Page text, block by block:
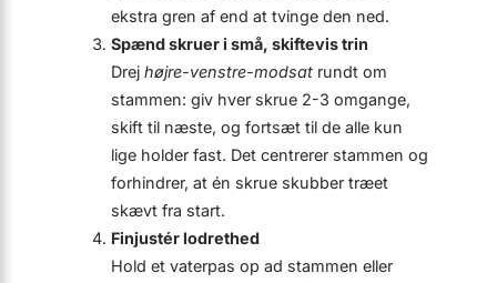
ekstra gren af end at tvinge den ned.
Spænd skruer i små, skiftevis trin
Drej højre-venstre-modsat rundt om
stammen: giv hver skrue 2-3 omgange,
skift til næste, og fortsæt til de alle kun
lige holder fast. Det centrerer stammen og
forhindrer, at én skrue skubber træet
skævt fra start.
Finjustér lodrethed
Hold et vaterpas op ad stammen eller